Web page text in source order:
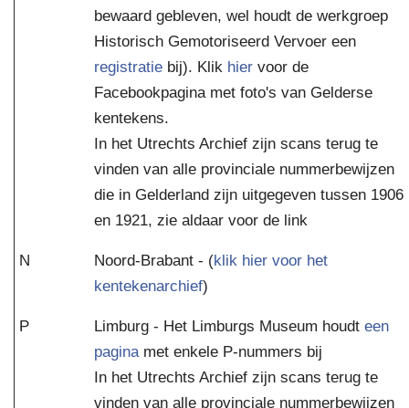
bewaard gebleven, wel houdt de werkgroep
Historisch Gemotoriseerd Vervoer een
registratie bij). Klik hier voor de
Facebookpagina met foto's van Gelderse
kentekens.
In het Utrechts Archief zijn scans terug te
vinden van alle provinciale nummerbewijzen
die in Gelderland zijn uitgegeven tussen 1906
en 1921, zie aldaar voor de link
N Noord-Brabant - (klik hier voor het
kentekenarchief)
P Limburg - Het Limburgs Museum houdt een
paginamet enkele P-nummers bij
In het Utrechts Archief zijn scans terug te
vinden van alle provinciale nummerbewijzen